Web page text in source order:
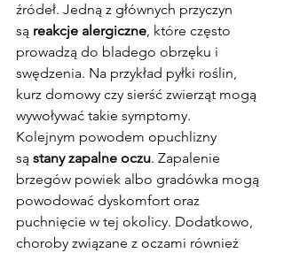
źródeł. Jedną z głównych przyczyn
są reakcje alergiczne, które często
prowadzą do bladego obrzęku i
swędzenia. Na przykład pyłki roślin,
kurz domowy czy sierść zwierząt mogą
wywoływać takie symptomy.
Kolejnym powodem opuchlizny
są stany zapalne oczu. Zapalenie
brzegów powiek albo gradówka mogą
powodować dyskomfort oraz
puchnięcie w tej okolicy. Dodatkowo,
choroby związane z oczami również